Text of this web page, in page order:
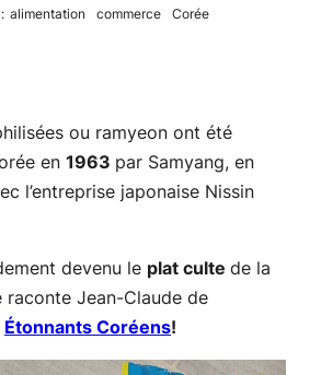
alimentation commerce Corée
ou ramyeon ont été
en 1963 par Samyang, en
l’entreprise japonaise Nissin
devenu le plat culte de la
raconte Jean-Claude de
Étonnants Coréens!